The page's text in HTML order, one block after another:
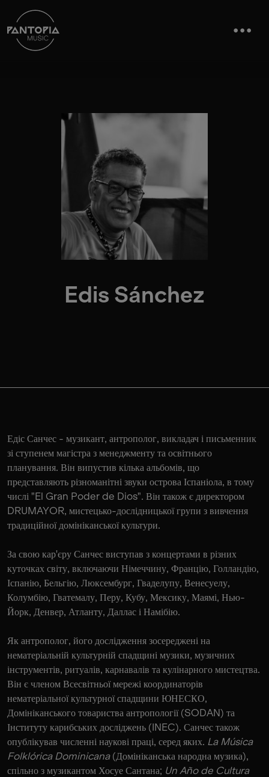
Edis Sánchez
Едіс Санчес - музикант, антрополог, викладач і письменник
зі ступенем магістра з менеджменту та освітнього
планування. Він випустив кілька альбомів, що
представляють різноманітні звуки острова Іспаніола, в тому
числі "El Gran Poder de Dios". Він також є директором
DRUMAYOR, мистецько-дослідницької групи з вивчення
традиційної домініканської культури.
За свою кар'єру Санчес виступав з концертами в різних
куточках світу, включаючи Німеччину, Францію, Голландію,
Іспанію, Бельгію, Люксембург, Гваделупу, Венесуелу,
Колумбію, Гватемалу, Перу, Кубу, Мексику, Маямі, Нью-
Йорк, Денвер, Атланту, Даллас і Намібію.
Як антрополог, його дослідження зосереджені на
нематеріальній культурній спадщині музики, музичних
інструментів, ритуалів, карнавалів та кулінарного мистецтва.
Він є членом Всесвітньої мережі координаторів
нематеріальної культурної спадщини ЮНЕСКО,
Домініканського товариства антропології (SODAN) та
Інституту карибських досліджень (INEC). Санчес також
опублікував численні наукові праці, серед яких. La Música
Folklórica Dominicana(Домініканська народна музика),
спільно з музикантом Хосуе Сантана; Un Año de Cultura